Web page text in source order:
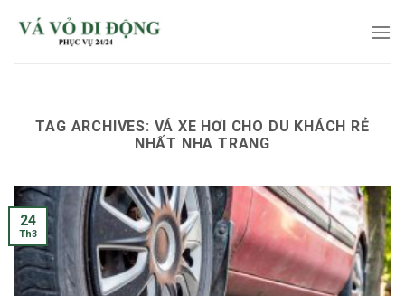
TAG ARCHIVES: VÁ XE HƠI CHO DU KHÁCH RẺ
NHẤT NHA TRANG
24
Th3